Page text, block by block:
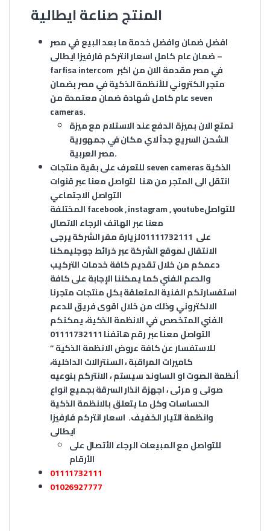
المنتج صناعة ايطالية
افضل ضمان وافضل خدمة ما بعد البيع في مصر
ضمان عام كاملاسعار انتركم فارفيزا ايطالى –
farfisa intercom
متجر الكتروني للأنظمة الذكية في مصر بضمان
عام كامل شهادة ضمان معتمدة من seven
cameras.
تمتع الان بميزة الدفع عند الاستلام مع ميزة
الشحن السريع جداً لاي مكان في جمهورية
مصر العربية.
للتعرف على بقية منتجاتseven cameras
انتقل الى المتجر منهنا لتواصل معنا عبر قنوات
التواصل الاجتماعي
facebook,instagram,youtubeللتواصل
معنا عبر الهاتف الرجاء الاتصال
على 01111732111لزيارة مقر الشركة يرجى
الانتقال لموقع الشركة عبرخرائط جوجليمكنا
دعمكم من خلال تقديم كافة خدمات التركيب
والدعم الفني كما يمكننا الإجابة على كافة
استفسارتكم الفنية المتعلقة بكل منتجات متجرنا
الالكتروني وذلك من خلال اقوى فريق للدعم
الفني المتخصص في الانظمة الذكية، يمكنكم
التواصل معنا عبر رقم هاتفنا 01111732111
للاستفسار عن كافة عروض الانظمة الذكية ”
كاميرات المراقبة ، السنترالات الداخلية،
أنظمة الصوت او الساوند سيستم ، الانتركم بنوعيه
صوتى و مرئى ، اجهزة انذار السرقة بجميع انواع
الحساسات وكل ما يتعلق بالانظمة الذكية
وانظمة التيار الخفيف. اسعار انتركم فارفيزا
ايطالى
للتواصل مع المبيعات الرجاء الأتصال على
01111732111
01026927777